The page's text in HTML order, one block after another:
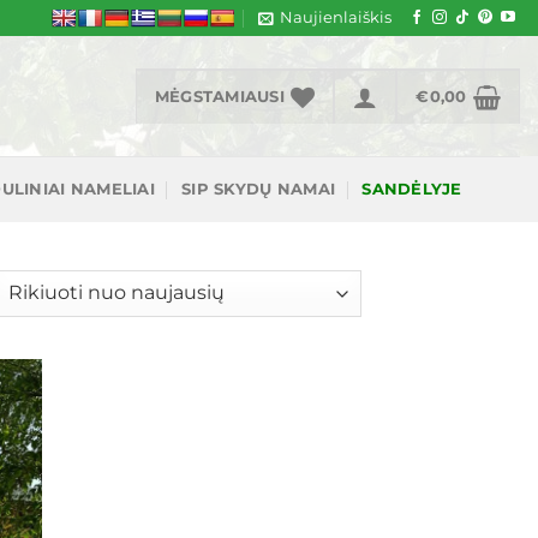
Naujienlaiškis
MĖGSTAMIAUSI €0,00
NAMELIAI SIP SKYDŲ NAMAI SANDĖLYJE